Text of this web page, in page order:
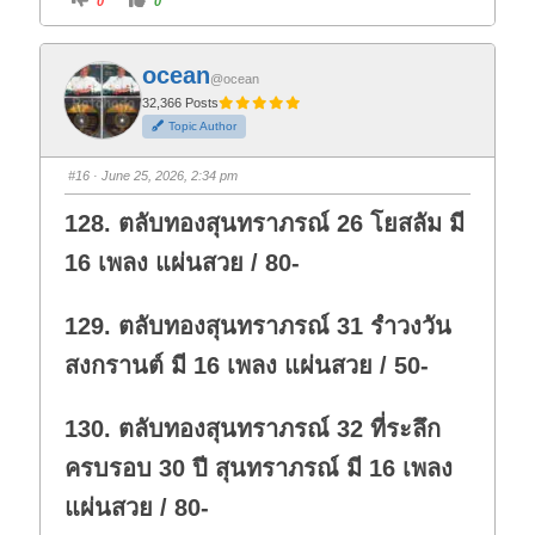
i
k
f
o
r
t
h
u
m
b
d
o
n
.
i
k
o
r
t
h
u
m
b
u
p
ocean@ocean
32,366 Posts
Topic Author
#16 · June 25, 2026, 2:34 pm
128. ตลับทองสุนทราภรณ์ 26 โยสลัม มี
16 เพลง แผ่นสวย / 80-
129. ตลับทองสุนทราภรณ์ 31 รำวงวัน
สงกรานต์ มี 16 เพลง แผ่นสวย / 50-
130. ตลับทองสุนทราภรณ์ 32 ที่ระลึก
ครบรอบ 30 ปี สุนทราภรณ์ มี 16 เพลง
แผ่นสวย / 80-